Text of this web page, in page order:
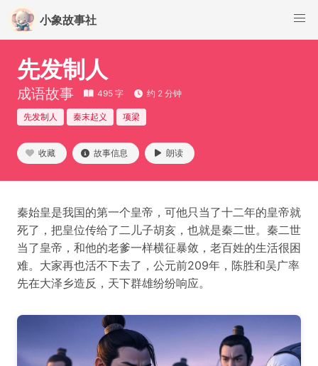
小象故事社
先发制人
成语故事 495 字 约 2 分钟
先发制人 秦末起义 项梁
收藏 故事信息 朗读
秦始皇是我国的第一个皇帝，可他只当了十二年的皇帝就
死了，把皇位传给了二儿子胡亥，也就是秦二世。秦二世
当了皇帝，和他的老爹一样横征暴敛，老百姓的生活很困
难。大家再也活不下去了，公元前209年，陈胜和吴广率
先在大泽乡造反，天下群雄纷纷响应。